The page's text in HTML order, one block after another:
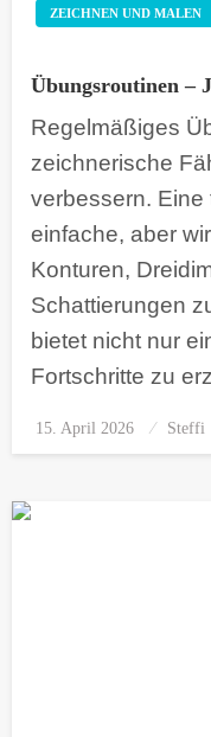
ZEICHNEN UND MALEN
Übungsroutinen –
Regelmäßiges
zeichnerische
verbessern.
einfache, aber
Konturen,
Schattierungen
bietet nicht nur
Fortschritte zu
Posted
on
15. April 2026 Steffi